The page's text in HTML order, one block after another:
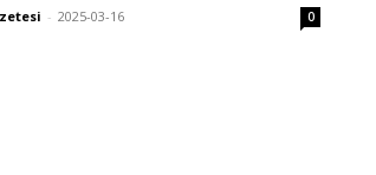
- 2025-03-16 0